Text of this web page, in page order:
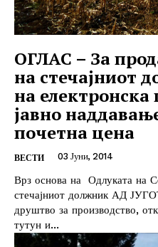
ОГЛАС – За
на стечајниот
на
јавно
почетна цена
ВЕСТИ 03 Јуни, 2014
Врз основа на Одлуката на
стечајниот должник АД
друштво за производство,
тутун и...